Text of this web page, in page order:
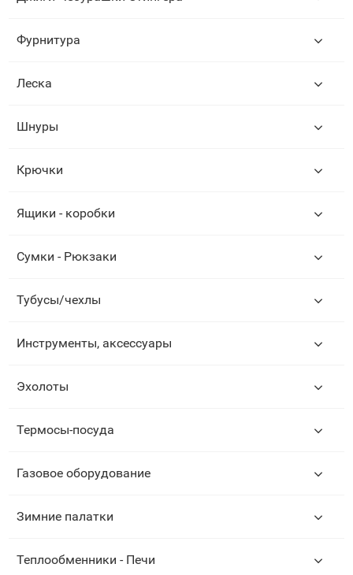
Фурнитура
Леска
Шнуры
Крючки
Ящики - коробки
Сумки - Рюкзаки
Тубусы/чехлы
Инструменты, аксессуары
Эхолоты
Термосы-посуда
Газовое оборудование
Зимние палатки
Теплообменники - Печи